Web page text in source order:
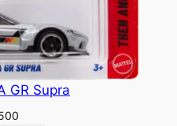
GR Supra